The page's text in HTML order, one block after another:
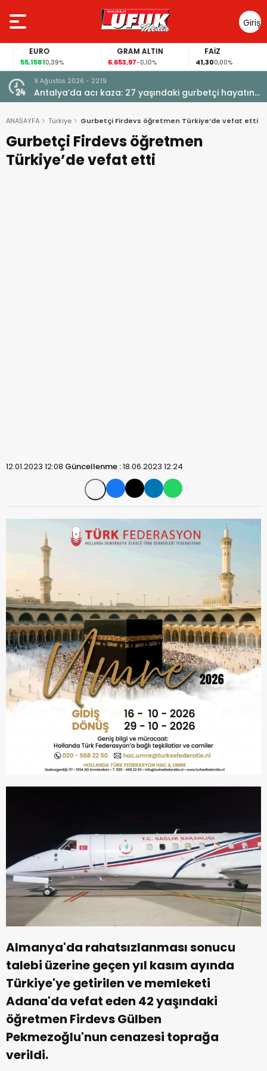
Giriş
Yap
EURO
55,15810,39%
GRAM ALTIN
6.653,97-0,10%
FAİZ
41,300,00%
50
9 Ağustos 2026 - 22:19
Antalya’da acı kaza: 27 yaşındaki gurbetçi hayatını
kaybetti
ANASAYFA Türkiye Gurbetçi Firdevs öğretmen Türkiye’de vefat etti
Gurbetçi Firdevs öğretmen
Türkiye’de vefat etti
12.01.2023 12:08 Güncellenme :18.06.2023 12:24
Almanya'da rahatsızlanması sonucu
talebi üzerine geçen yıl kasım ayında
Türkiye'ye getirilen ve memleketi
Adana'da vefat eden 42 yaşındaki
öğretmen Firdevs Gülben
Pekmezoğlu'nun cenazesi toprağa
verildi.